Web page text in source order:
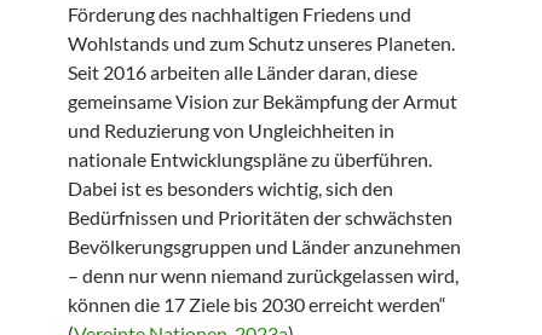
Förderung des nachhaltigen Friedens und
Wohlstands und zum Schutz unseres Planeten.
Seit 2016 arbeiten alle Länder daran, diese
gemeinsame Vision zur Bekämpfung der Armut
und Reduzierung von Ungleichheiten in
nationale Entwicklungspläne zu überführen.
Dabei ist es besonders wichtig, sich den
Bedürfnissen und Prioritäten der schwächsten
Bevölkerungsgruppen und Länder anzunehmen
– denn nur wenn niemand zurückgelassen wird,
können die 17 Ziele bis 2030 erreicht werden“